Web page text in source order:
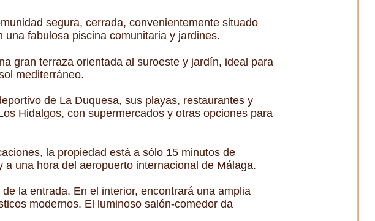
segura, cerrada, convenientemente situado
fabulosa piscina comunitaria y jardines.
gran terraza orientada al suroeste y jardín, ideal para
mediterráneo.
de La Duquesa, sus playas, restaurantes y
Hidalgos, con supermercados y otras opciones para
la propiedad está a sólo 15 minutos de
una hora del aeropuerto internacional de Málaga.
la entrada. En el interior, encontrará una amplia
modernos. El luminoso salón-comedor da